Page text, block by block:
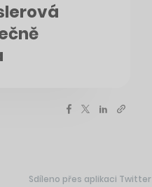
Sdíleno přes aplikaci Twitter